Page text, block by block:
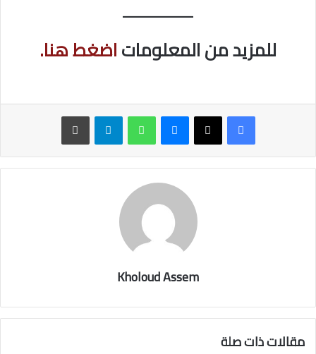
للمزيد من المعلوماتاضغط هنا.
ماسنجر واتساب تيلقرام طباعة
Kholoud Assem
مقالات ذات صلة